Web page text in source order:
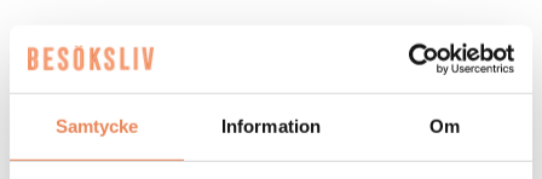
Samtycke Information Om
Grattis till nya jobbet!
– Tack snälla.
Berätta lite om din bakgrund.
– Jag har jobbat inom Winn i 20 år och haft